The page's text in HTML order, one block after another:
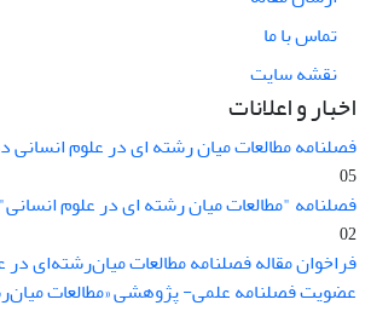
تماس با ما
نقشه سایت
اخبار و اعلانات
فصلنامه مطالعات میان رشته ای در علوم انسانی
05
فصلنامه "مطالعات میان رشته ای در علوم
02
فراخوان مقاله فصلنامه مطالعات میان‌رشته‌ای در
عضویت فصلنامه علمی- پژوهشی «مطالعات